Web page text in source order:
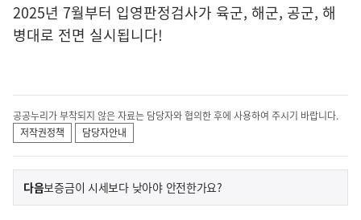
2025년 7월부터 입영판정검사가 육군, 해군, 공군, 해
병대로 전면 실시됩니다!
공공누리가 부착되지 않은 자료는 담당자와 협의한 후에 사용하여 주시기 바랍니다.
저작권정책
담당자안내
이
전
다음기
사
보증금이 시세보다 낮아야 안전한가요?